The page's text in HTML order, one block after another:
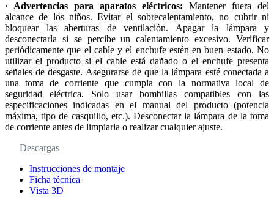
· Advertencias para aparatos eléctricos: Mantener fuera del
alcance de los niños. Evitar el sobrecalentamiento, no cubrir ni
bloquear las aberturas de ventilación. Apagar la lámpara y
desconectarla si se percibe un calentamiento excesivo. Verificar
periódicamente que el cable y el enchufe estén en buen estado. No
utilizar el producto si el cable está dañado o el enchufe presenta
señales de desgaste. Asegurarse de que la lámpara esté conectada a
una toma de corriente que cumpla con la normativa local de
seguridad eléctrica. Solo usar bombillas compatibles con las
especificaciones indicadas en el manual del producto (potencia
máxima, tipo de casquillo, etc.). Desconectar la lámpara de la toma
de corriente antes de limpiarla o realizar cualquier ajuste.
Descargas
Instrucciones de montaje
Ficha técnica
Vista 3D